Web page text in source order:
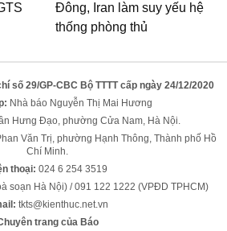
Đông, Iran làm suy yếu hệ
thống phòng thủ
số 29/GP-CBC Bộ TTTT cấp ngày 24/12/2020
Nhà báo Nguyễn Thị Mai Hương
Hưng Đạo, phường Cửa Nam, Hà Nội.
Văn Trị, phường Hạnh Thông, Thành phố Hồ
Chí Minh.
thoại: 024 6 254 3519
soạn Hà Nội) / 091 122 1222 (VPĐD TPHCM)
tkts@kienthuc.net.vn
trang của Báo